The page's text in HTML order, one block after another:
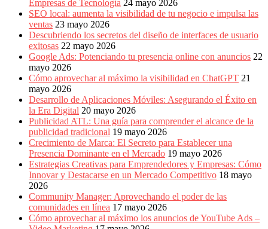
Empresas de Tecnología 24 mayo 2026
SEO local: aumenta la visibilidad de tu negocio e impulsa las
ventas 23 mayo 2026
Descubriendo los secretos del diseño de interfaces de usuario
exitosas 22 mayo 2026
Google Ads: Potenciando tu presencia online con anuncios 22
mayo 2026
Cómo aprovechar al máximo la visibilidad en ChatGPT 21
mayo 2026
Desarrollo de Aplicaciones Móviles: Asegurando el Éxito en
la Era Digital 20 mayo 2026
Publicidad ATL: Una guía para comprender el alcance de la
publicidad tradicional 19 mayo 2026
Crecimiento de Marca: El Secreto para Establecer una
Presencia Dominante en el Mercado 19 mayo 2026
Estrategias Creativas para Emprendedores y Empresas: Cómo
Innovar y Destacarse en un Mercado Competitivo 18 mayo
2026
Community Manager: Aprovechando el poder de las
comunidades en línea 17 mayo 2026
Cómo aprovechar al máximo los anuncios de YouTube Ads –